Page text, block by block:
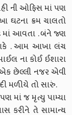
ની ઓફિસ માં પણ
ક્રમ ચાલતો
માં આવતા . બંને જ્ણ
. આમ આખા લંચ
ના કોઈ ઈશારા
છેલ્લી નજર એવી
મળીયે તો સારું.
માં જ મૃત્યુ પામ્યા
કરીને તે સામાન્ય